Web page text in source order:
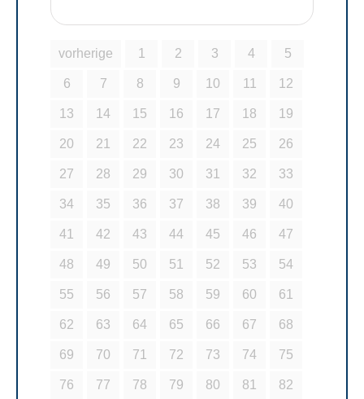
vorherige 1 2 3 4 5
6 7 8 9 10 11 12
13 14 15 16 17 18 19
20 21 22 23 24 25 26
27 28 29 30 31 32 33
34 35 36 37 38 39 40
41 42 43 44 45 46 47
48 49 50 51 52 53 54
55 56 57 58 59 60 61
62 63 64 65 66 67 68
69 70 71 72 73 74 75
76 77 78 79 80 81 82